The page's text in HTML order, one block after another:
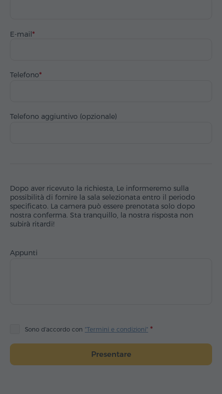
E-mail
Telefono
Telefono aggiuntivo (opzionale)
Dopo aver ricevuto la richiesta, Le informeremo sulla
possibilità di fornire la sala selezionata entro il periodo
specificato. La camera può essere prenotata solo dopo
nostra conferma. Sta tranquillo, la nostra risposta non
subirà ritardi!
Appunti
Sono d'accordo con "Termini e condizioni"
Presentare